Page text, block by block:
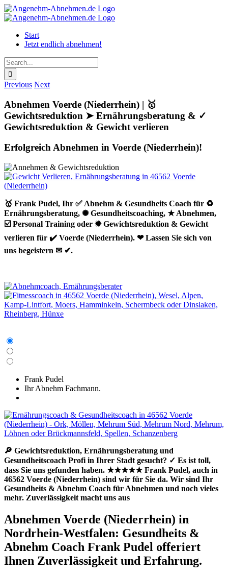
Skip
to
Start
Jetzt endlich abnehmen!
Search
for:
Previous Next
Abnehmen Voerde (Niederrhein) | 🥇
Gewichtsreduktion ➤ Ernährungsberatung & ✓
Gewichtsreduktion & Gewicht verlieren
Erfolgreich Abnehmen in Voerde (Niederrhein)!
🥇 Frank Pudel, Ihr ✅ Abnehm & Gesundheits Coach für ♻
Ernährungsberatung, ✺ Gesundheitscoaching, ★ Abnehmen,
☑️ Personal Training oder ✹ Gewichtsreduktion & Gewicht
verlieren für ✔️ Voerde (Niederrhein). ❤ Lassen Sie sich von
uns begeistern ✉ ✔.
Frank Pudel
Ihr Abnehm Fachmann.
🔎 Gewichtsreduktion, Ernährungsberatung und
Gesundheitscoach Profi in Ihrer Stadt gesucht? ✓ Es ist toll,
dass Sie uns gefunden haben. ★★★★★ Frank Pudel, auch in
46562 Voerde (Niederrhein) sind wir für Sie da. Wir sind Ihr
Gesundheits & Abnehm Coach für Abnehmen und noch vieles
mehr. Zuverlässigkeit macht uns aus
Abnehmen Voerde (Niederrhein) in
Nordrhein-Westfalen: Gesundheits &
Abnehm Coach Frank Pudel offeriert
Ihnen Zuverlässigkeit und Erfahrung.